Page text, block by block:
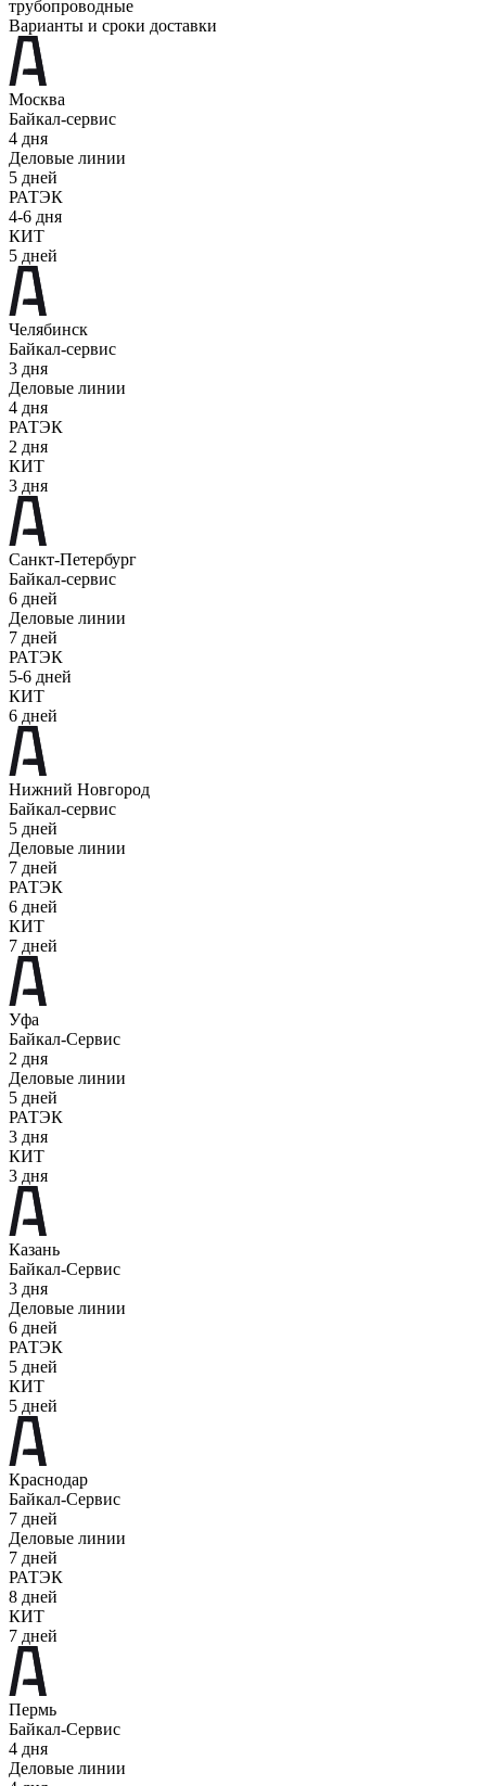
Варианты и сроки доставки
Москва
Байкал-сервис
4 дня
Деловые линии
5 дней
РАТЭК
4-6 дня
КИТ
5 дней
Челябинск
Байкал-сервис
3 дня
Деловые линии
4 дня
РАТЭК
2 дня
КИТ
3 дня
Санкт-Петербург
Байкал-сервис
6 дней
Деловые линии
7 дней
РАТЭК
5-6 дней
КИТ
6 дней
Нижний Новгород
Байкал-сервис
5 дней
Деловые линии
7 дней
РАТЭК
6 дней
КИТ
7 дней
Уфа
Байкал-Сервис
2 дня
Деловые линии
5 дней
РАТЭК
3 дня
КИТ
3 дня
Казань
Байкал-Сервис
3 дня
Деловые линии
6 дней
РАТЭК
5 дней
КИТ
5 дней
Краснодар
Байкал-Сервис
7 дней
Деловые линии
7 дней
РАТЭК
8 дней
КИТ
7 дней
Пермь
Байкал-Сервис
4 дня
Деловые линии